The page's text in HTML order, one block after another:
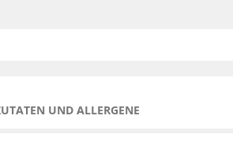
UND ALLERGENE